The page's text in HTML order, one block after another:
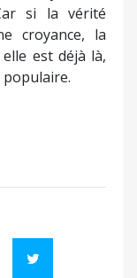
si la vérité
croyance, la
est déjà là,